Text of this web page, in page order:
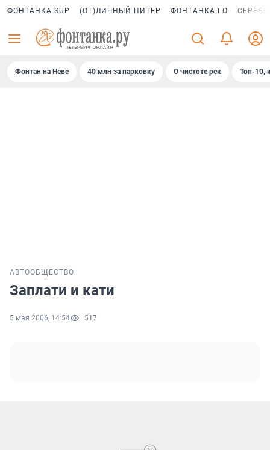
ФОНТАНКА SUP (ОТ)ЛИЧНЫЙ ПИТЕР ФОНТАНКА ГО
Фонтан на Неве 40 млн за парковку О чистоте рек Топ-10,
АВТООБЩЕСТВО
Заплати и кати
5 мая 2006, 14:54 517